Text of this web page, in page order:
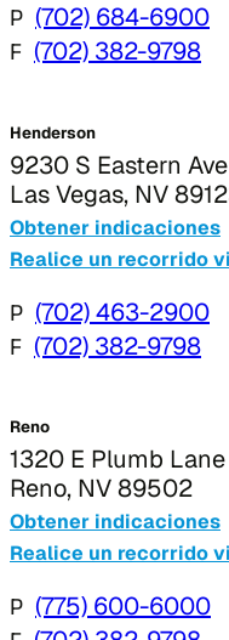
P (702) 684-6900
F (702) 382-9798
Henderson
9230 S Eastern
Las Vegas, NV
Obtener indicaciones
Realice un recorrido
P (702) 463-2900
F (702) 382-9798
Reno
1320 E Plumb
Reno, NV 89502
Obtener indicaciones
Realice un recorrido
P (775) 600-6000